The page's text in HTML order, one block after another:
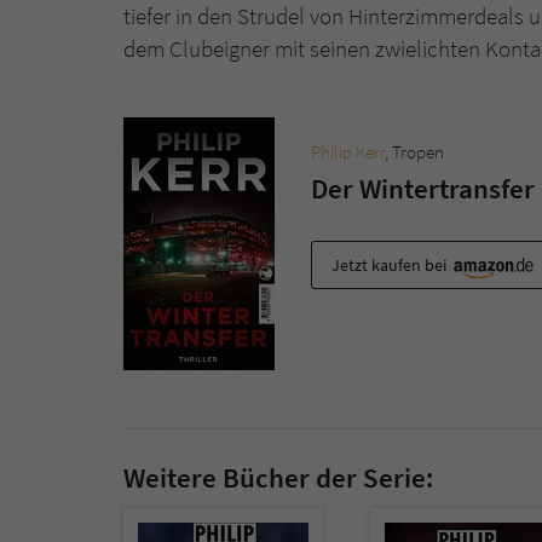
tiefer in den Strudel von Hinterzimmerdeals
dem Clubeigner mit seinen zwielichten
Philip Kerr, Tropen
Der Wintertransfer
Jetzt kaufen bei
Weitere Bücher der Serie: